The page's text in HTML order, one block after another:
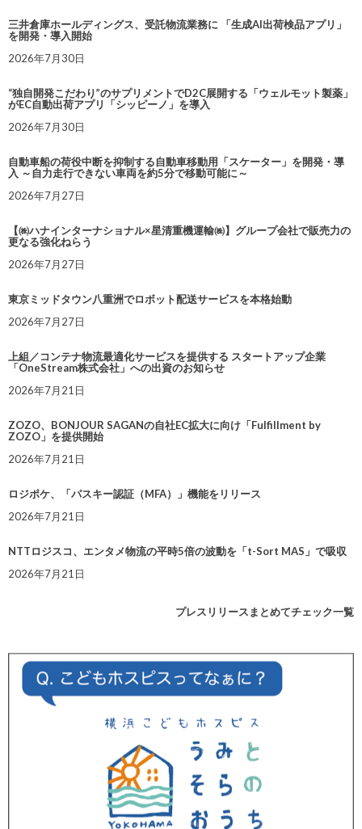
三井倉庫ホールディングス、受託物流業務に 「生成AI出荷検品アプリ」
を開発・導入開始
2026年7月30日
“独自開発こだわり”のサプリメントでD2C展開する「ウェルモット製薬」
がEC自動出荷アプリ「シッピーノ」を導入
2026年7月30日
自動車船の荷役中断を抑制する自動車移動用「スケーター」を開発・導
入 ～自力走行できない車両を約5分で移動可能に～
2026年7月27日
【㈱ハナインターナショナル×星清重機運輸㈱】グループ会社で販売力の
更なる強化ねらう
2026年7月27日
東京ミッドタウン八重洲でロボット配送サービスを本格始動
2026年7月27日
上組／コンテナ物流最適化サービスを提供する スタートアップ企業
「OneStream株式会社」への出資のお知らせ
2026年7月21日
ZOZO、BONJOUR SAGANの自社EC拡大に向け「Fulfillment by
ZOZO」を提供開始
2026年7月21日
ロジポケ、「パスキー認証（MFA）」機能をリリース
2026年7月21日
NTTロジスコ、エンタメ物流の平時5倍の波動を「t-Sort MAS」で吸収
2026年7月21日
プレスリリースまとめてチェック一覧